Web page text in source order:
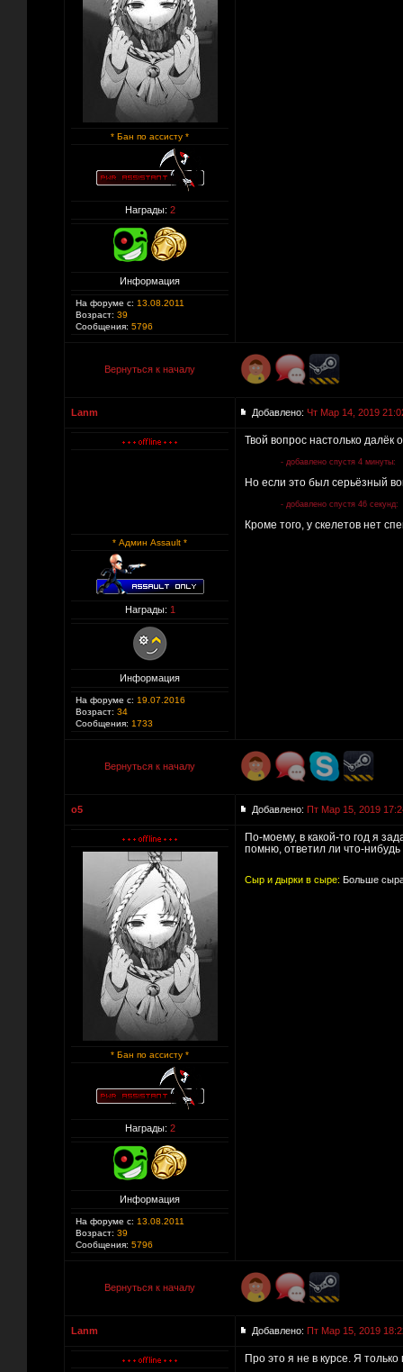
* Бан по ассисту *
Награды: 2
Информация
На форуме с: 13.08.2011
Возраст: 39
Сообщения: 5796
Вернуться к началу
Lanm Добавлено: Чт Мар 14, 2019
* Админ Assault *
Награды: 1
Информация
На форуме с: 19.07.2016
Возраст: 34
Сообщения: 1733
Твой вопрос настолько
- добавлено спустя 4 минуты:
Но если это был серьёзный
- добавлено спустя 46 секунд:
Кроме того, у скелетов нет
Вернуться к началу
o5 Добавлено: Пт Мар 15, 2019
* Бан по ассисту *
Награды: 2
Информация
На форуме с: 13.08.2011
Возраст: 39
Сообщения: 5796
По-моему, в какой-то год я
помню, ответил ли что-
Сыр и дырки в сыре: Больше
Вернуться к началу
Lanm Добавлено: Пт Мар 15, 2019
Про это я не в курсе. Я